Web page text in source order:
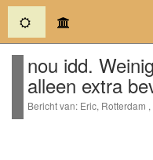
(current)
nou idd.
alleen extra
Bericht van: Eric, Rotterdam